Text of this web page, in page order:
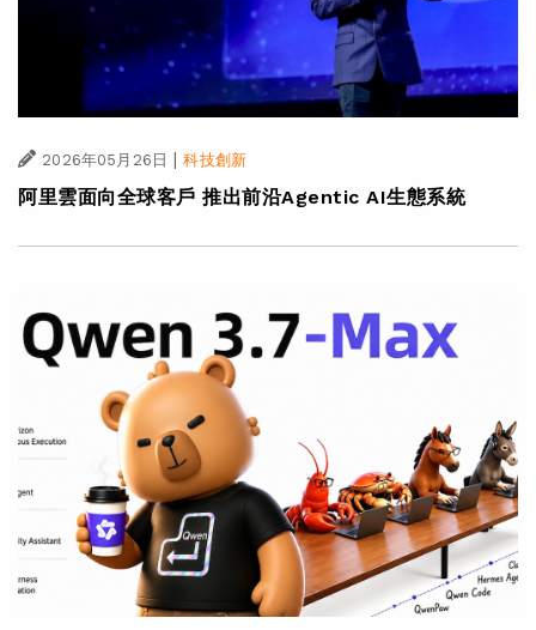
2026年05月26日 科技創新
阿里雲面向全球客戶 推出前沿Agentic AI生態系統